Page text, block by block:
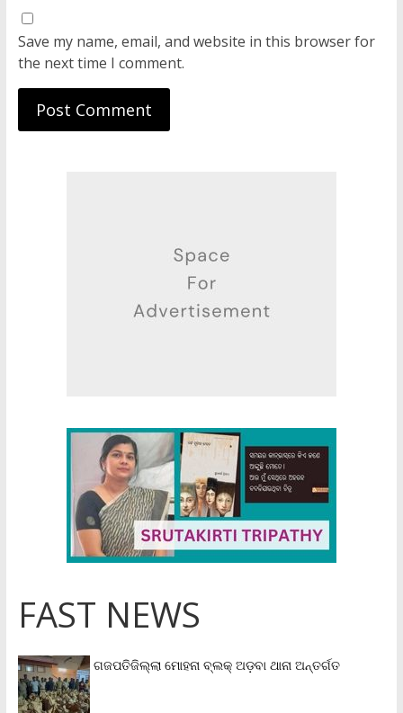
Save my name, email, and website in this browser for
the next time I comment.
FAST NEWS
ଗଜପତିଜିଲ୍ଲା ମୋହନା ବ୍ଲକ୍‌ ଅଡ଼ବା ଥାନା ଅନ୍ତର୍ଗତ